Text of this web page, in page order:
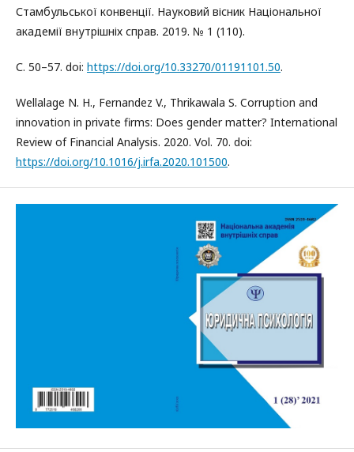
Стамбульської конвенції. Науковий вісник Національної
академії внутрішніх справ. 2019. № 1 (110).
С. 50–57. doi: https://doi.org/10.33270/01191101.50.
Wellalage N. H., Fernandez V., Thrikawala S. Corruption and
innovation in private firms: Does gender matter? International
Review of Financial Analysis. 2020. Vol. 70. doi:
https://doi.org/10.1016/j.irfa.2020.101500.